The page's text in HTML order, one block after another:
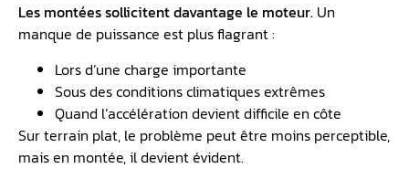
Les montées sollicitent davantage le moteur. Un
manque de puissance est plus flagrant :
Lors d’une charge importante
Sous des conditions climatiques extrêmes
Quand l’accélération devient difficile en côte
Sur terrain plat, le problème peut être moins perceptible,
mais en montée, il devient évident.